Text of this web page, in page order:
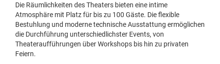
Die Räumlichkeiten des Theaters bieten eine intime
Atmosphäre mit Platz für bis zu 100 Gäste. Die flexible
Bestuhlung und moderne technische Ausstattung ermöglichen
die Durchführung unterschiedlichster Events, von
Theateraufführungen über Workshops bis hin zu privaten
Feiern.